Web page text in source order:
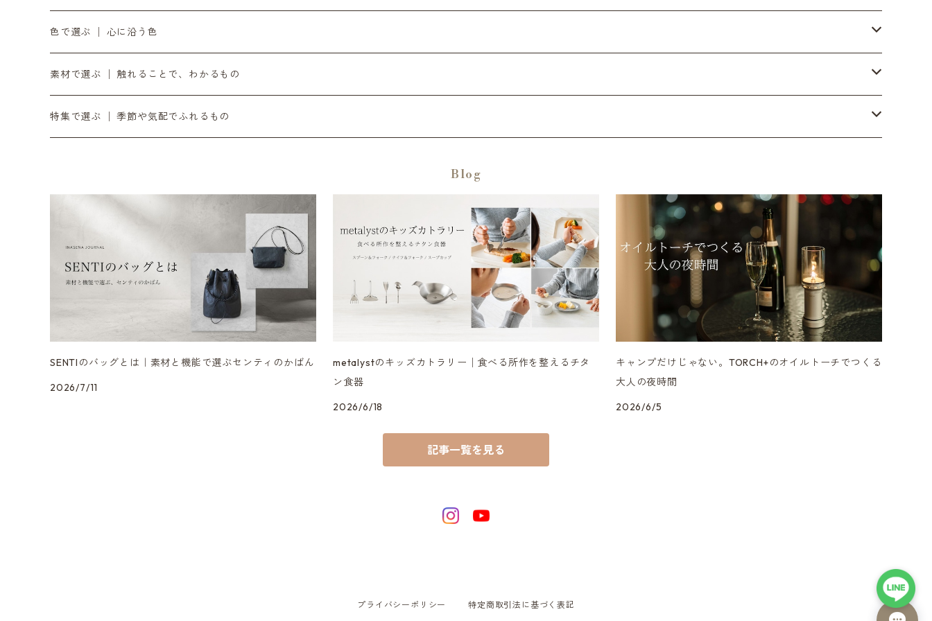
10月の入荷便り
11月の入荷便り
12月の入荷便り
3月の入荷便り
5月の入荷便り
OZOPS │ オズオプス
SANDPRODUCT │ サンドプロダクト
センティ │ SENTI
SENTIの財布
SENTIのベルト
TORCH+ │ トーチ
metalyst │ メタリスト
軸をととのえる │ 時計・ベルト
書く・置く・添える │ ペン立て・コースター
余白をつくる｜ミラー・プランター・インテリア
日々を澄ます │ 洗剤・アウトドア
整える音 | INASENA SOUNDS / デジタル音楽
食卓をととのえる │ カトラリー・食器
気負わず選ぶ │ 〜¥9,999
日々に添える │ ¥10,000〜¥19,999
時間とともに在る │ ¥20,000〜
色で選ぶ │ 心に沿う色
黒
銀
素材で選ぶ │ 触れることで、わかるもの
ダイニーマレザー
シュリンクレザー
特集で選ぶ │ 季節や気配でふれるもの
リラックス / 心を整える
Blog
SENTIのバッグとは｜素材と機能で選ぶセンティのかばん
2026/7/11
metalystのキッズカトラリー│食べる所作を整えるチタ
ン食器
2026/6/18
キャンプだけじゃない。TORCH+のオイルトーチでつくる
大人の夜時間
2026/6/5
記事一覧を見る
プライバシーポリシー 特定商取引法に基づく表記